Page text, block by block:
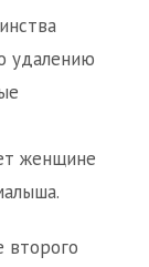
удалению
женщине
второго